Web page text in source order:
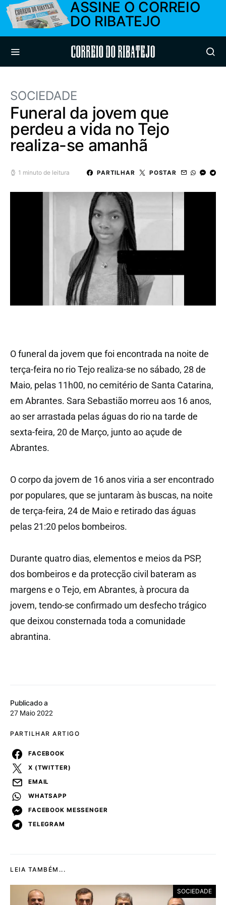
ASSINE O CORREIO
DO RIBATEJO
Correio do Ribatejo
SOCIEDADE
Funeral da jovem que
perdeu a vida no Tejo
realiza-se amanhã
1 minuto de leitura PARTILHAR POSTAR
Publicado a
27 Maio 2022
PARTILHAR ARTIGO
FACEBOOK
X (TWITTER)
EMAIL
WHATSAPP
FACEBOOK MESSENGER
TELEGRAM
O funeral da jovem que foi encontrada na noite de
terça-feira no rio Tejo realiza-se no sábado, 28 de
Maio, pelas 11h00, no cemitério de Santa Catarina,
em Abrantes. Sara Sebastião morreu aos 16 anos,
ao ser arrastada pelas águas do rio na tarde de
sexta-feira, 20 de Março, junto ao açude de
Abrantes.
O corpo da jovem de 16 anos viria a ser encontrado
por populares, que se juntaram às buscas, na noite
de terça-feira, 24 de Maio e retirado das águas
pelas 21:20 pelos bombeiros.
Durante quatro dias, elementos e meios da PSP,
dos bombeiros e da protecção civil bateram as
margens e o Tejo, em Abrantes, à procura da
jovem, tendo-se confirmado um desfecho trágico
que deixou consternada toda a comunidade
abrantina.
LEIA TAMBÉM...
SOCIEDADE